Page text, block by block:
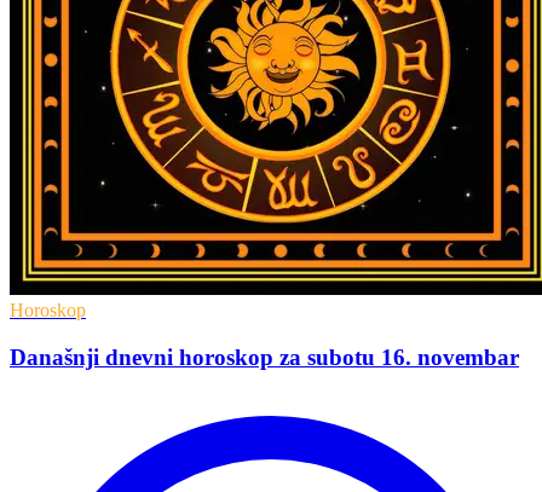
Horoskop
Današnji dnevni horoskop za subotu 16. novembar